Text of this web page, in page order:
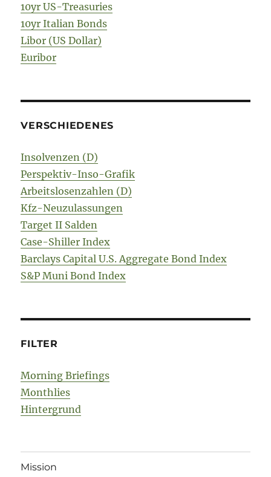
10yr US-Treasuries
10yr Italian Bonds
Libor (US Dollar)
Euribor
VERSCHIEDENES
Insolvenzen (D)
Perspektiv-Inso-Grafik
Arbeitslosenzahlen (D)
Kfz-Neuzulassungen
Target II Salden
Case-Shiller Index
Barclays Capital U.S. Aggregate Bond Index
S&P Muni Bond Index
FILTER
Morning Briefings
Monthlies
Hintergrund
Mission